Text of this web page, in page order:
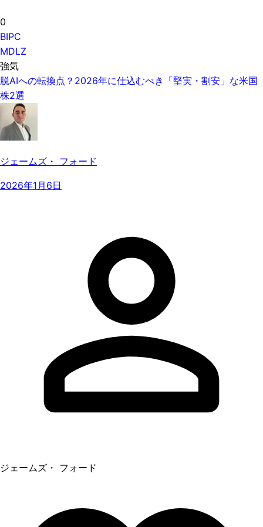
0
BIPC
MDLZ
強気
脱AIへの転換点？2026年に仕込むべき「堅実・割安」な米国
株2選
ジェームズ・ フォード
2026年1月6日
ジェームズ・ フォード